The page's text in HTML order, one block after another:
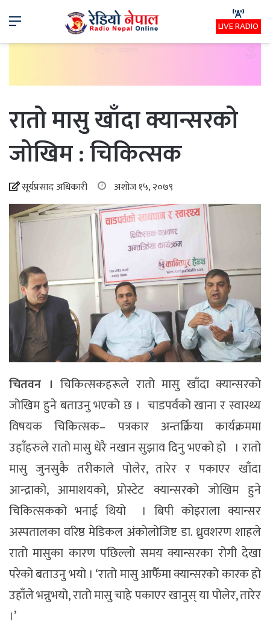
Menu LIVE RADIO
रातो मासु खाँदा क्यान्सरको
जोखिम : चिकित्सक
सूर्यप्रसाद अधिकारी अशोज १५, २०७९
चितवन । चिकित्सकहरूले रातो मासु खाँदा क्यान्सरको
जोखिम हुने बताउनु भएको छ । चाडपर्वको खाना र स्वास्थ्य
विषयक चिकित्सक– पत्रकार अन्तर्क्रिया कार्यक्रममा
उहांँहरुले रातो मासु धेरै नखान सुझाव दिनु भएको हो । रातो
मासु जुनसुकै तरीकाले पोलेर, तारेर र पकाएर खाँदा
आन्द्राको, आमाशयको, प्रोस्टेट क्यान्सरको जोखिम हुने
चिकित्सकको भनाई थियो । बिपी कोइराला क्यान्सर
अस्पतालका वरिष्ठ मेडिकल अंकोलोजिष्ट डा. ध्रुवशरण शाहले
रातो मासुका कारण पछिल्लो समय क्यान्सरका रोगी देखा
परेको बताउनु भयो । ‘रातो मासु आफैँमा क्यान्सरको कारक हो
उहाँले भन्नुभयो, रातो मासु चाहे पकाएर खानुस् या पोलेर, तारेर
।’